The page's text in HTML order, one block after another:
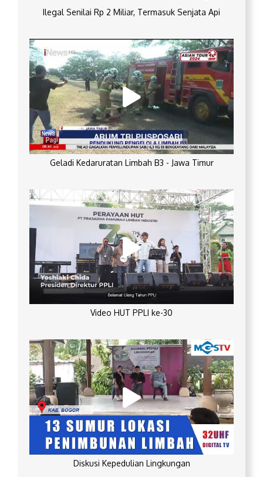
Ilegal Senilai Rp 2 Miliar, Termasuk Senjata Api
Geladi Kedaruratan Limbah B3 - Jawa Timur
Video HUT PPLI ke-30
Diskusi Kepedulian Lingkungan